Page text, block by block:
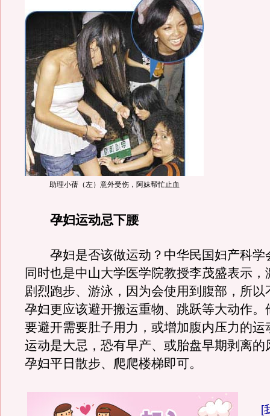
助理小蒨（左）意外受伤，阿妹帮忙止血
孕妇运动忌下腰
孕妇是否该做运动？中华民国妇产科学
同时也是中山大学医学院教授李茂盛表示，
剧烈跑步、游泳，因为会使用到腹部，所以
孕妇更应该避开搬运重物、跳跃等大动作。
要避开需要肚子用力，或增加腹内压力的运
运动是大忌，恐有早产、或胎盘早期剥离的
孕妇平日散步、爬爬楼梯即可。
[